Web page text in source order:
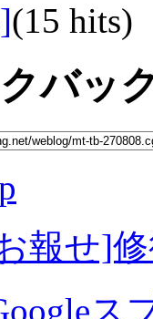
(15 hits)
バッ
報せ]
ス